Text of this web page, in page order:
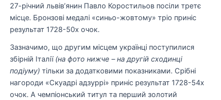
27-річний львів’янин Павло Коростильов посіли третє
місце. Бронзові медалі «синьо-жовтому» тріо приніс
результат 1728-50х очок.
Зазначимо, що другим місцем українці поступилися
збірній Італії (на фото нижче – на другій сходинці
подіуму) тільки за додатковими показниками. Срібні
нагороди «Скуадрі адзуррі» приніс результат 1728-54x
очок. А чемпіонський титул та перший золотий